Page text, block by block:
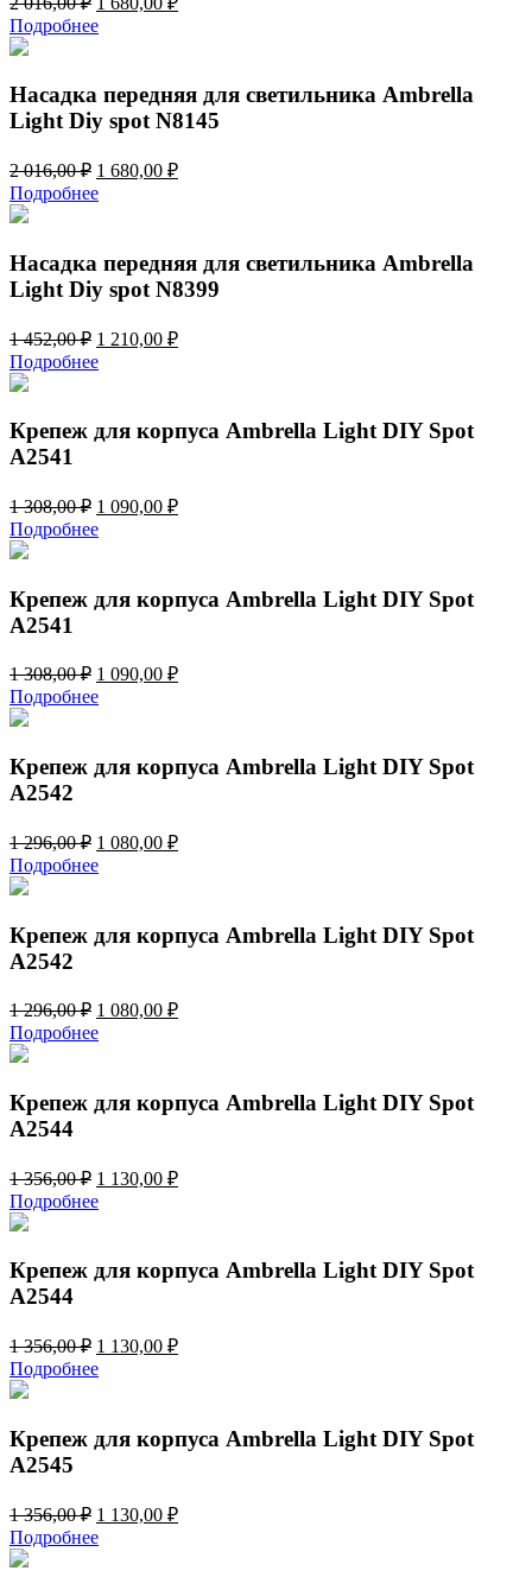
цена
составляла
016,00 ₽.
Подробнее
Насадка передняя для светильника Ambrella
Light Diy spot N8145
2 016,00₽ Первоначальная
цена
составляла
1 680,00 ₽Текущая
Подробнее
Насадка передняя для светильника Ambrella
Light Diy spot N8399
1 452,00₽ Первоначальная
цена
составляла
452,00 ₽.
1 210,00 ₽Текущая
Подробнее
Крепеж для корпуса Ambrella Light DIY Spot
A2541
1 308,00₽ Первоначальная
цена
составляла
1 090,00 ₽Текущая
Подробнее
Крепеж для корпуса Ambrella Light DIY Spot
A2541
1 308,00₽ Первоначальная
цена
составляла
308,00 ₽.
1 090,00 ₽Текущая
Подробнее
Крепеж для корпуса Ambrella Light DIY Spot
A2542
1 296,00₽ Первоначальная
цена
составляла
1 080,00 ₽Текущая
Подробнее
Крепеж для корпуса Ambrella Light DIY Spot
A2542
1 296,00₽ Первоначальная
цена
составляла
1 080,00 ₽Текущая
Подробнее
Крепеж для корпуса Ambrella Light DIY Spot
A2544
1 356,00₽ Первоначальная
цена
составляла
356,00 ₽.
1 130,00 ₽Текущая
Подробнее
Крепеж для корпуса Ambrella Light DIY Spot
A2544
1 356,00₽ Первоначальная
цена
составляла
1 130,00 ₽Текущая
Подробнее
Крепеж для корпуса Ambrella Light DIY Spot
A2545
1 356,00₽ Первоначальная
цена
составляла
1 130,00 ₽Текущая
Подробнее